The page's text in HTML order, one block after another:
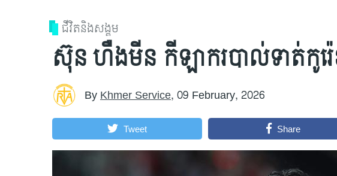
ជីវិតនិងសង្គម
ស៊ុន ហឺងមីន កីឡាករបាល់ទាត់កូរ៉េ
ByKhmer Service,09 February, 2026
Tweet Share